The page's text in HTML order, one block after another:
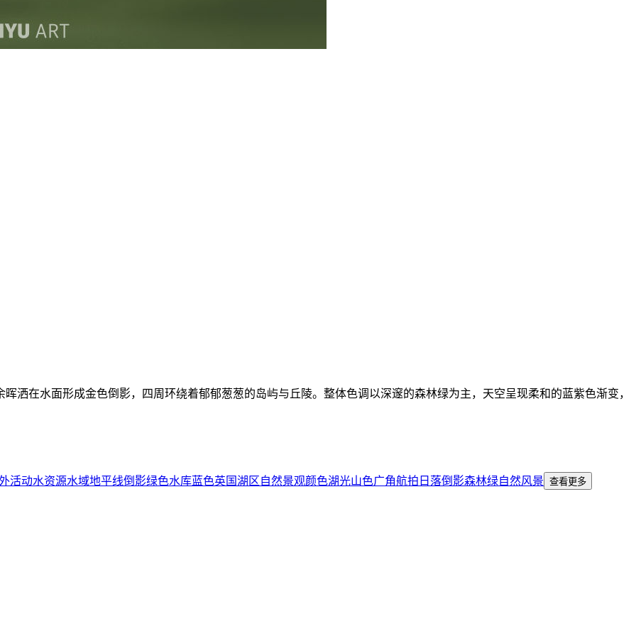
洒在水面形成金色倒影，四周环绕着郁郁葱葱的岛屿与丘陵。整体色调以深邃的森林绿为主，天空呈现柔和的蓝紫色渐变，
活动水资源水域地平线倒影绿色水库蓝色英国湖区自然景观颜色湖光山色广角航拍 日落倒影森林绿自然风景 查看更多